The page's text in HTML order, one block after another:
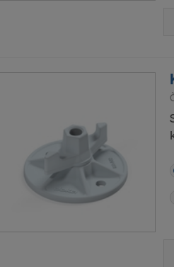
údaje jsou k dispozici
a Vy z velké části nemáte
které předáváme do USA,
příjemci spolupracujeme
Inc.
Corporation
Group LLC